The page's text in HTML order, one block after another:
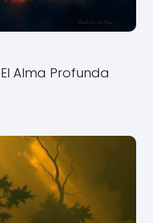
Alma Profunda